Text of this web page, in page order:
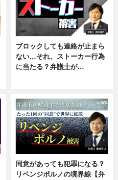
ブロックしても連絡が止まら
ない…それ、ストーカー行為
に当たる？弁護士が…
同意があっても犯罪になる？
リベンジポルノの境界線【弁